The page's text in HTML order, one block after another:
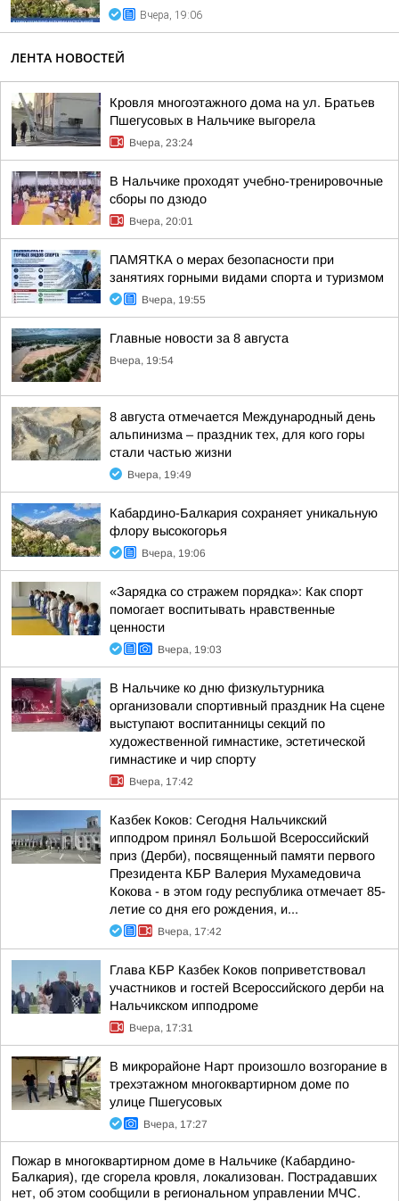
Вчера, 19:06
ЛЕНТА НОВОСТЕЙ
Кровля многоэтажного дома на ул. Братьев
Пшегусовых в Нальчике выгорела
Вчера, 23:24
В Нальчике проходят учебно-тренировочные
сборы по дзюдо
Вчера, 20:01
ПАМЯТКА о мерах безопасности при
занятиях горными видами спорта и туризмом
Вчера, 19:55
Главные новости за 8 августа
Вчера, 19:54
8 августа отмечается Международный день
альпинизма – праздник тех, для кого горы
стали частью жизни
Вчера, 19:49
Кабардино-Балкария сохраняет уникальную
флору высокогорья
Вчера, 19:06
«Зарядка со стражем порядка»: Как спорт
помогает воспитывать нравственные
ценности
Вчера, 19:03
В Нальчике ко дню физкультурника
организовали спортивный праздник На сцене
выступают воспитанницы секций по
художественной гимнастике, эстетической
гимнастике и чир спорту
Вчера, 17:42
Казбек Коков: Сегодня Нальчикский
ипподром принял Большой Всероссийский
приз (Дерби), посвященный памяти первого
Президента КБР Валерия Мухамедовича
Кокова - в этом году республика отмечает 85-
летие со дня его рождения, и...
Вчера, 17:42
Глава КБР Казбек Коков поприветствовал
участников и гостей Всероссийского дерби на
Нальчикском ипподроме
Вчера, 17:31
В микрорайоне Нарт произошло возгорание в
трехэтажном многоквартирном доме по
улице Пшегусовых
Вчера, 17:27
Пожар в многоквартирном доме в Нальчике (Кабардино-
Балкария), где сгорела кровля, локализован. Пострадавших
нет, об этом сообщили в региональном управлении МЧС.